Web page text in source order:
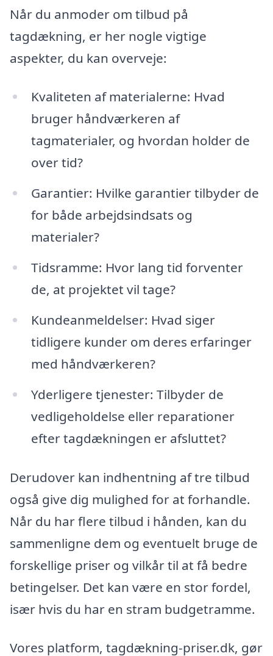
Når du anmoder om tilbud på
tagdækning, er her nogle vigtige
aspekter, du kan overveje:
Kvaliteten af materialerne: Hvad
bruger håndværkeren af
tagmaterialer, og hvordan holder de
over tid?
Garantier: Hvilke garantier tilbyder de
for både arbejdsindsats og
materialer?
Tidsramme: Hvor lang tid forventer
de, at projektet vil tage?
Kundeanmeldelser: Hvad siger
tidligere kunder om deres erfaringer
med håndværkeren?
Yderligere tjenester: Tilbyder de
vedligeholdelse eller reparationer
efter tagdækningen er afsluttet?
Derudover kan indhentning af tre tilbud
også give dig mulighed for at forhandle.
Når du har flere tilbud i hånden, kan du
sammenligne dem og eventuelt bruge de
forskellige priser og vilkår til at få bedre
betingelser. Det kan være en stor fordel,
især hvis du har en stram budgetramme.
Vores platform, tagdækning-priser.dk, gør